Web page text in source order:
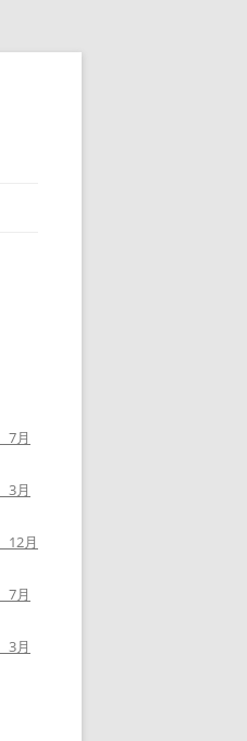
7月
3月
12月
7月
3月